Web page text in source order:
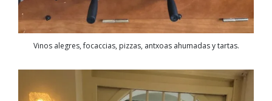
Vinos alegres, focaccias, pizzas, antxoas ahumadas y tartas.